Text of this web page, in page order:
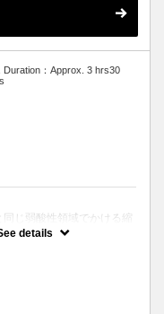
Duration：Approx. 3 hrs30
じ弱酸性領域でかける縮
せることなく、気になる
details